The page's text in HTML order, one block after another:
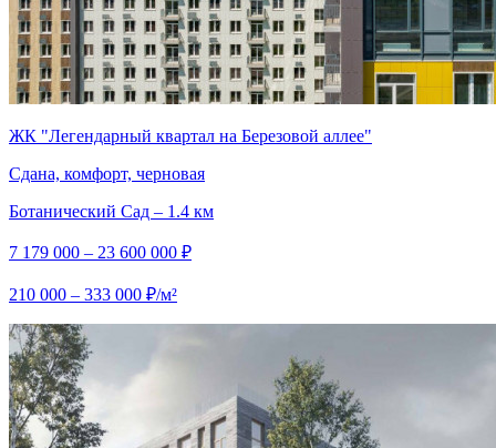
ЖК "Легендарный квартал на Березовой аллее"
Сдана, комфорт, черновая
Ботанический Сад – 1.4 км
7 179 000 – 23 600 000 ₽
210 000 – 333 000 ₽/м²